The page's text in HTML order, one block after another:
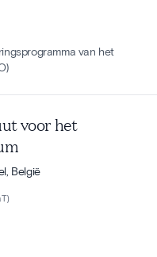
van het
voor het
België